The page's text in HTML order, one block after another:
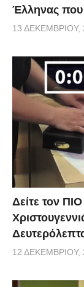
Έλληνας που
13 ΔΕΚΕΜΒΡΊΟΥ,
Δείτε τον
12 ΔΕΚΕΜΒΡΊΟΥ,